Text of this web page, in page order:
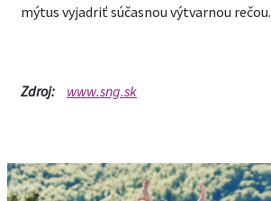
mýtus vyjadriť súčasnou výtvarnou rečou.
Zdroj: www.sng.sk